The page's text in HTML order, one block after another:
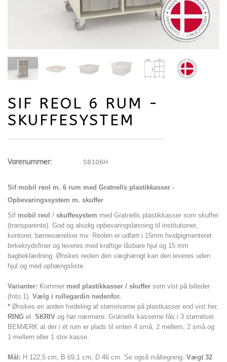
SIF REOL 6 RUM -
SKUFFESYSTEM
Varenummer: S8106H
Sif mobil reol m. 6 rum med Gratnells plastikkasser -
Opbevaringssystem m. skuffer
Sif mobil reol / skuffesystem med Gratnells plastikkasser som skuffer
(transparente). God og alsidig opbevaringsløsning til institutioner,
kontorer, børneværelser mv. Reolen er udført i 15mm hvidpigmenteret
birkekrydsfiner og leveres med kraftige låsbare hjul og 15 mm
bagbeklædning. Ønskes reolen den væghængt kan den leveres uden
hjul og med ophængsliste.
Varianter: Kommer med plastikkasser / skuffer som vist på billeder
(foto 1). Vælg i rullegardin nedenfor.
* Ønskes en anden fordeling af størrelserne på plastkasser end vist her,
RING el. SKRIV og hør nærmere. Gratnells kasserne fås i 3 størrelser.
BEMÆRK at der i ét rum er plads til enten 4 små, 2 mellem, 2 små og
1 mellem eller 1 stor kasse.
Mål: H 122,5 cm, B 69,1 cm, D 46 cm. Se også måltegning. Vægt 32